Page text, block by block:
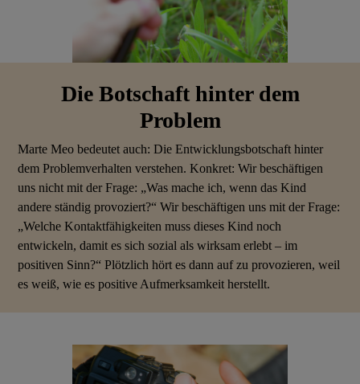
Die Botschaft hinter dem
Problem
Marte Meo bedeutet auch: Die Entwicklungsbotschaft hinter
dem Problemverhalten verstehen. Konkret: Wir beschäftigen
uns nicht mit der Frage: „Was mache ich, wenn das Kind
andere ständig provoziert?“ Wir beschäftigen uns mit der Frage:
„Welche Kontaktfähigkeiten muss dieses Kind noch
entwickeln, damit es sich sozial als wirksam erlebt – im
positiven Sinn?“ Plötzlich hört es dann auf zu provozieren, weil
es weiß, wie es positive Aufmerksamkeit herstellt.